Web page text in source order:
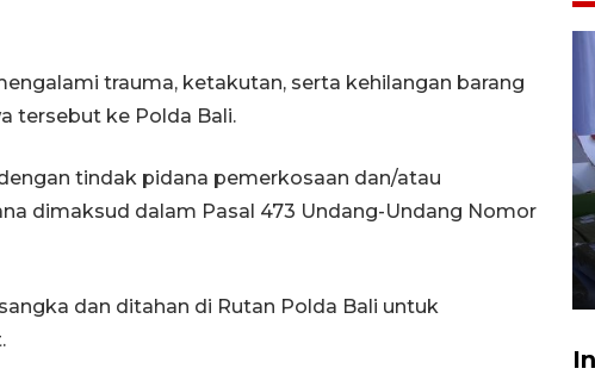
trauma, ketakutan, serta kehilangan barang
tersebut ke Polda Bali.
tindak pidana pemerkosaan dan/atau
dimaksud dalam Pasal 473 Undang-Undang Nomor
dan ditahan di Rutan Polda Bali untuk
Polisi tetapkan lima tersangka
pengeroyokan maling ayam di